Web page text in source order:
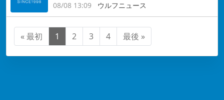
08/08 13:09
ウルフニュース
« 最初 1 2 3 4 最後 »